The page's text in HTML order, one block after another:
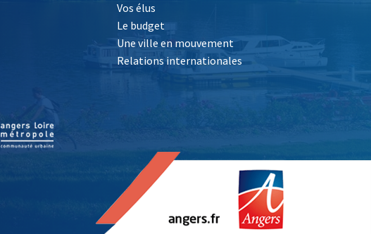
Vos élus
Le budget
Une ville en mouvement
Relations internationales
fenêtre, Ouvre une nouvelle fenêtre